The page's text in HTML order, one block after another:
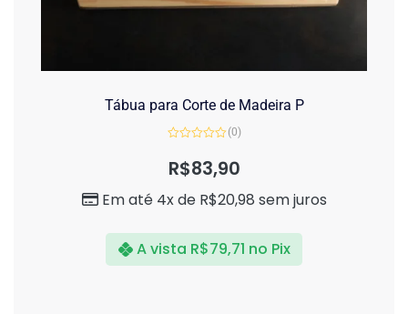
Tábua para Corte de Madeira P
de
(0)
R$83,90
Em até 4x de R$20,98 sem juros
A vista R$79,71 no Pix